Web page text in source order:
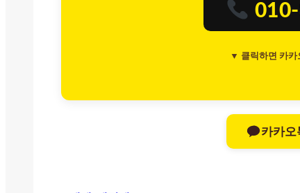
▼ 클릭하면 카카
카카오